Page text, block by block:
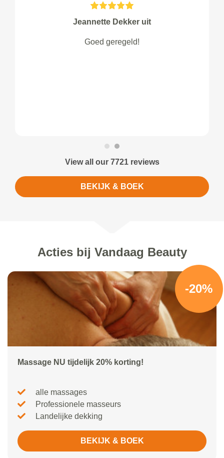
Jeannette Dekker uit
Goed geregeld!
View all our 7721 reviews
BEKIJK & BOEK
Acties bij Vandaag Beauty
-20%
Massage NU tijdelijk 20% korting!
alle massages
Professionele masseurs
Landelijke dekking
BEKIJK & BOEK